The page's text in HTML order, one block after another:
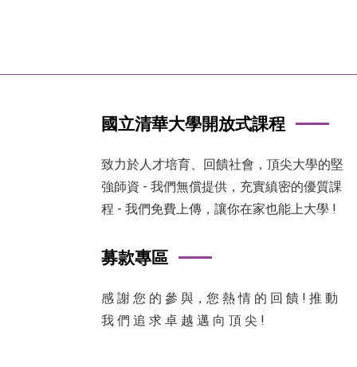
國立清華大學開放式課程
致力於人才培育、回饋社會，頂尖大學的堅
強師資 - 我們無償提供，充實縝密的優質課
程 - 我們免費上傳，讓你在家也能上大學 !
募款專區
感 謝 您 的 參 與，您 熱 情 的 回 饋 ! 推 動
我 們 追 求 卓 越 邁 向 頂 尖 !